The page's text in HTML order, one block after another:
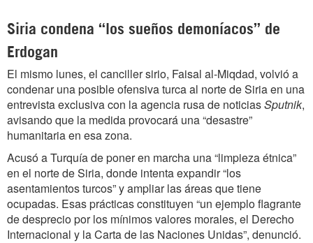
Siria condena “los sueños demoníacos” de
Erdogan
El mismo lunes, el canciller sirio, Faisal al-Miqdad, volvió a
condenar una posible ofensiva turca al norte de Siria en una
entrevista exclusiva con la agencia rusa de noticiasSputnik,
avisando que la medida provocará una “desastre”
humanitaria en esa zona.
Acusó a Turquía de poner en marcha una “limpieza étnica”
en el norte de Siria, donde intenta expandir “los
asentamientos turcos” y ampliar las áreas que tiene
ocupadas. Esas prácticas constituyen “un ejemplo flagrante
de desprecio por los mínimos valores morales, el Derecho
Internacional y la Carta de las Naciones Unidas”, denunció.